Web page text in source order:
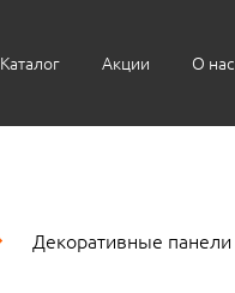
Каталог Акции О нас
Декоративные панели